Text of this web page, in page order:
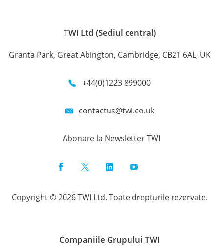
TWI Ltd (Sediul central)
Granta Park, Great Abington, Cambridge, CB21 6AL, UK
+44(0)1223 899000
contactus@twi.co.uk
Abonare la Newsletter TWI
FacebookTwitterLinkedInYouTube
Copyright © 2026 TWI Ltd. Toate drepturile rezervate.
Companiile Grupului TWI